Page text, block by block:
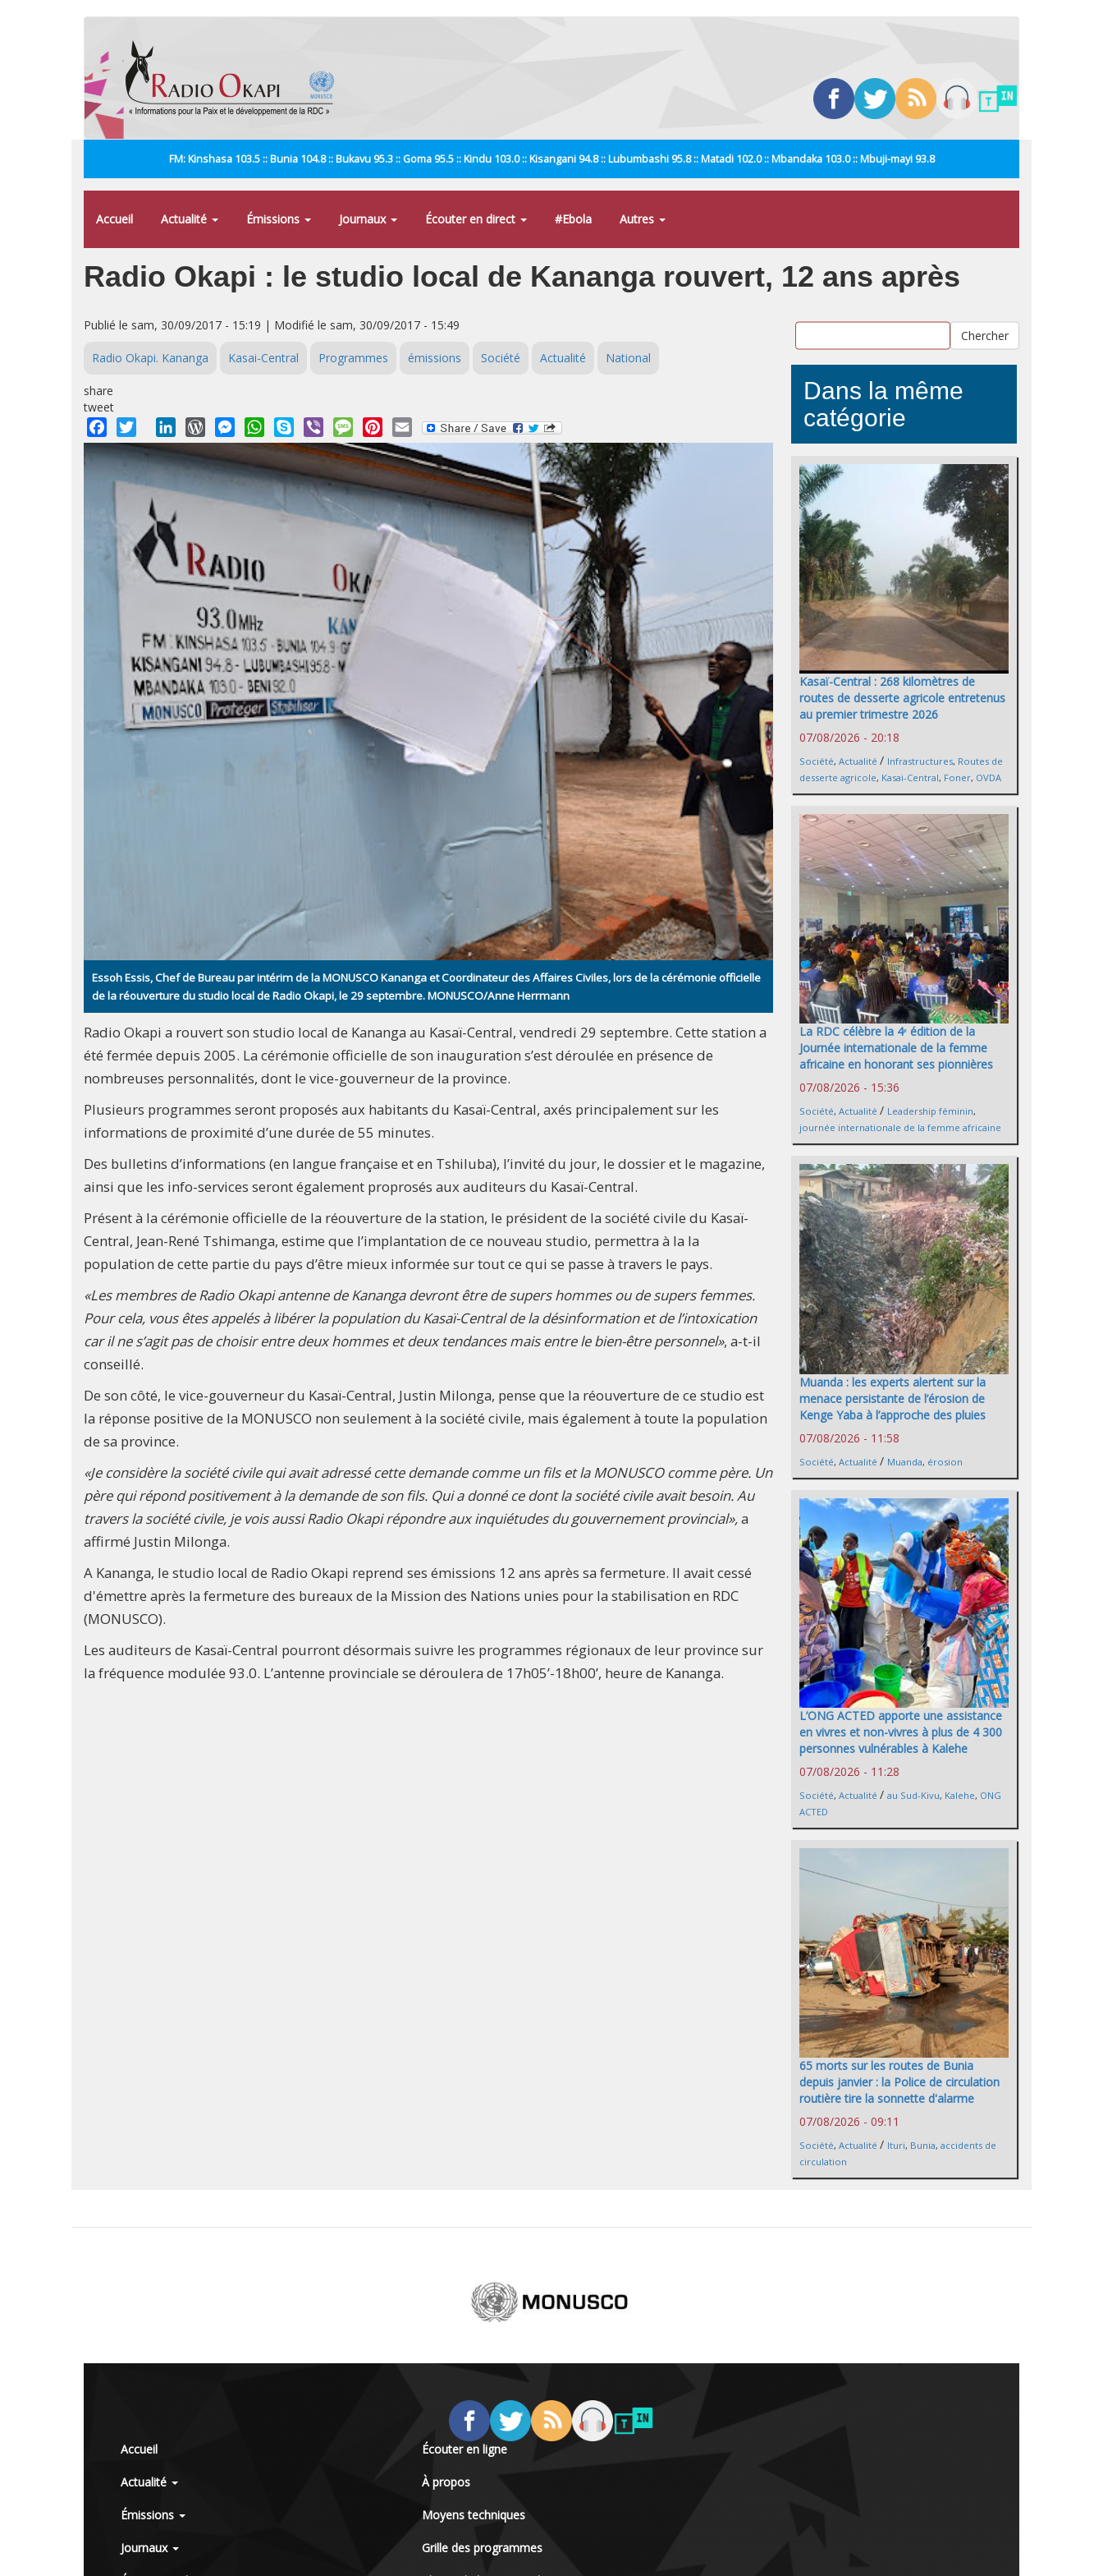
FM: Kinshasa 103.5 :: Bunia 104.8 :: Bukavu 95.3 :: Goma 95.5 :: Kindu 103.0 :: Kisangani 94.8 :: Lubumbashi 95.8 :: Matadi 102.0 :: Mbandaka 103.0 :: Mbuji-mayi 93.8
Accueil Actualité Émissions Journaux Écouter en direct #Ebola Autres
Radio Okapi : le studio local de Kananga rouvert, 12 ans après
Publié le sam, 30/09/2017 - 15:19 | Modifié le sam, 30/09/2017 - 15:49
Radio Okapi. Kananga Kasai-Central Programmes émissions Société Actualité National
share
tweet
Facebook
Twitter LinkedInWordPressMessengerWhatsApp
Skype Viber MessagePinterest
Email
Essoh Essis, Chef de Bureau par intérim de la MONUSCO Kananga et Coordinateur des Affaires Civiles, lors de la cérémonie officielle
de la réouverture du studio local de Radio Okapi, le 29 septembre. MONUSCO/Anne Herrmann
Radio Okapi a rouvert son studio local de Kananga au Kasaï-Central, vendredi 29 septembre. Cette station a
été fermée depuis 2005. La cérémonie officielle de son inauguration s’est déroulée en présence de
nombreuses personnalités, dont le vice-gouverneur de la province.
Plusieurs programmes seront proposés aux habitants du Kasaï-Central, axés principalement sur les
informations de proximité d’une durée de 55 minutes.
Des bulletins d’informations (en langue française et en Tshiluba), l’invité du jour, le dossier et le magazine,
ainsi que les info-services seront également proprosés aux auditeurs du Kasaï-Central.
Présent à la cérémonie officielle de la réouverture de la station, le président de la société civile du Kasaï-
Central, Jean-René Tshimanga, estime que l’implantation de ce nouveau studio, permettra à la la
population de cette partie du pays d’être mieux informée sur tout ce qui se passe à travers le pays.
«Les membres de Radio Okapi antenne de Kananga devront être de supers hommes ou de supers femmes.
Pour cela, vous êtes appelés à libérer la population du Kasaï-Central de la désinformation et de l’intoxication
car il ne s’agit pas de choisir entre deux hommes et deux tendances mais entre le bien-être personnel», a-t-il
conseillé.
De son côté, le vice-gouverneur du Kasaï-Central, Justin Milonga, pense que la réouverture de ce studio est
la réponse positive de la MONUSCO non seulement à la société civile, mais également à toute la population
de sa province.
«Je considère la société civile qui avait adressé cette demande comme un fils et la MONUSCO comme père. Un
père qui répond positivement à la demande de son fils. Qui a donné ce dont la société civile avait besoin. Au
travers la société civile, je vois aussi Radio Okapi répondre aux inquiétudes du gouvernement provincial»,a
affirmé Justin Milonga.
A Kananga, le studio local de Radio Okapi reprend ses émissions 12 ans après sa fermeture. Il avait cessé
d'émettre après la fermeture des bureaux de la Mission des Nations unies pour la stabilisation en RDC
(MONUSCO).
Les auditeurs de Kasaï-Central pourront désormais suivre les programmes régionaux de leur province sur
la fréquence modulée 93.0. L’antenne provinciale se déroulera de 17h05’-18h00’, heure de Kananga.
Chercher
Dans la même
catégorie
Kasaï-Central : 268 kilomètres de
routes de desserte agricole entretenus
au premier trimestre 2026
07/08/2026 - 20:18
Société, Actualité / Infrastructures, Routes de
desserte agricole, Kasai-Central, Foner, OVDA
La RDC célèbre la 4ᵉ édition de la
Journée internationale de la femme
africaine en honorant ses pionnières
07/08/2026 - 15:36
Société, Actualité / Leadership féminin,
journée internationale de la femme africaine
Muanda : les experts alertent sur la
menace persistante de l’érosion de
Kenge Yaba à l’approche des pluies
07/08/2026 - 11:58
Société, Actualité / Muanda, érosion
L’ONG ACTED apporte une assistance
en vivres et non-vivres à plus de 4 300
personnes vulnérables à Kalehe
07/08/2026 - 11:28
Société, Actualité / au Sud-Kivu, Kalehe, ONG
ACTED
65 morts sur les routes de Bunia
depuis janvier : la Police de circulation
routière tire la sonnette d'alarme
07/08/2026 - 09:11
Société, Actualité / Ituri, Bunia, accidents de
circulation
Accueil
Actualité
Émissions
Journaux
Écouter en ligne
À propos
Moyens techniques
Grille des programmes